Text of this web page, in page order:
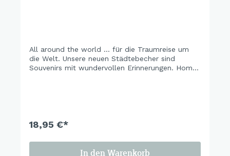
All around the world ... für die Traumreise um
die Welt. Unsere neuen Städtebecher sind
Souvenirs mit wundervollen Erinnerungen. Home
18,95 €*
In den Warenkorb